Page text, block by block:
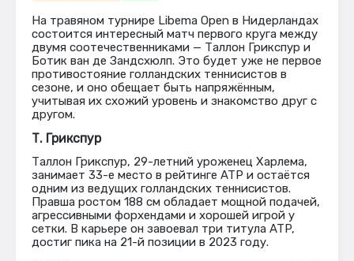
На травяном турнире Libema Open в Нидерландах
состоится интересный матч первого круга между
двумя соотечественниками — Таллон Грикспур и
Ботик ван де Зандсхюлп. Это будет уже не первое
противостояние голландских теннисистов в
сезоне, и оно обещает быть напряжённым,
учитывая их схожий уровень и знакомство друг с
другом.
Т. Грикспур
Таллон Грикспур, 29-летний уроженец Харлема,
занимает 33-е место в рейтинге ATP и остаётся
одним из ведущих голландских теннисистов.
Правша ростом 188 см обладает мощной подачей,
агрессивными форхендами и хорошей игрой у
сетки. В карьере он завоевал три титула ATP,
достиг пика на 21-й позиции в 2023 году.